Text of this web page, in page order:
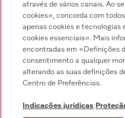
Siga a Miele Professional
Proteção de dados
através de vários canais. Ao
cookies», concorda com
apenas cookies e tecnologias
cookies essenciais». Mais
encontradas em «Definições
consentimento a qualquer
alterando as suas definições
Centro de Preferências.
Indicações jurídicas